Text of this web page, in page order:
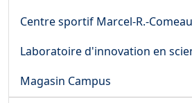
Centre sportif Marcel-R.-Comeau
Laboratoire d'innovation en
Magasin Campus